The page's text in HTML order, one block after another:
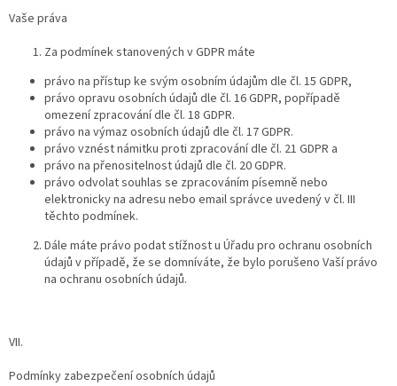
Vaše práva
Za podmínek stanovených v GDPR máte
právo na přístup ke svým osobním údajům dle čl. 15 GDPR,
právo opravu osobních údajů dle čl. 16 GDPR, popřípadě
omezení zpracování dle čl. 18 GDPR.
právo na výmaz osobních údajů dle čl. 17 GDPR.
právo vznést námitku proti zpracování dle čl. 21 GDPR a
právo na přenositelnost údajů dle čl. 20 GDPR.
právo odvolat souhlas se zpracováním písemně nebo
elektronicky na adresu nebo email správce uvedený v čl. III
těchto podmínek.
Dále máte právo podat stížnost u Úřadu pro ochranu osobních
údajů v případě, že se domníváte, že bylo porušeno Vaší právo
na ochranu osobních údajů.
VII.
Podmínky zabezpečení osobních údajů